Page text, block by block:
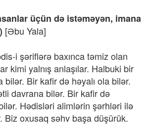
üçün də istəməyən, imana
[Əbu Yala]
i şəriflərə baxınca təmiz olan
kimi yalnış anlaşılar. Halbuki bir
bilər. Bir kafir də həyalı ola bilər.
davrana bilər. Bir kafir də
Hədisləri alimlərin şərhləri ilə
Biz oxusaq səhv başa düşürük.